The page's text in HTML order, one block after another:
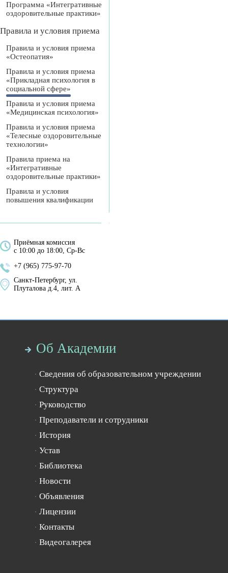
Программа «Интегративные
оздоровительные практики»
Правила и условия приема
Правила и условия приема
«Остеопатия»
Правила и условия приема
«Прикладная психология в
социальной сфере»
Правила и условия приема
«Медицинская психология»
Правила и условия приема
«Телесные оздоровительные
технологии»
Правила приема на
«Интегративные
оздоровительные практики»
Правила и условия
повышения квалификации
Приёмная комиссия
с 10:00 до 18:00, Ср-Вс
+7 (965) 775-97-70
Санкт-Петербург, ул.
Плуталова д.4, лит. А
Об Академии
Сведения об образовательном учреждении
Структура
Руководство
Преподаватели и сотрудники
История
Устав
Библиотека
Новости
Объявления
Лицензии
Контакты
Видеогалерея